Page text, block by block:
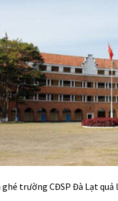
trường CĐSP Đà Lạt